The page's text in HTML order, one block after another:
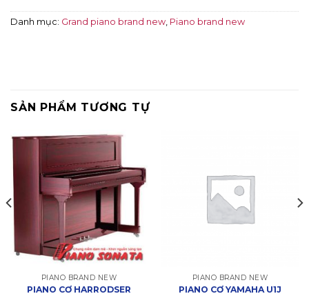
Danh mục: Grand piano brand new Piano brand new
SẢN PHẨM TƯƠNG TỰ
PIANO BRAND NEW
PIANO CƠ HARRODSER
PIANO BRAND NEW
PIANO CƠ YAMAHA U1J